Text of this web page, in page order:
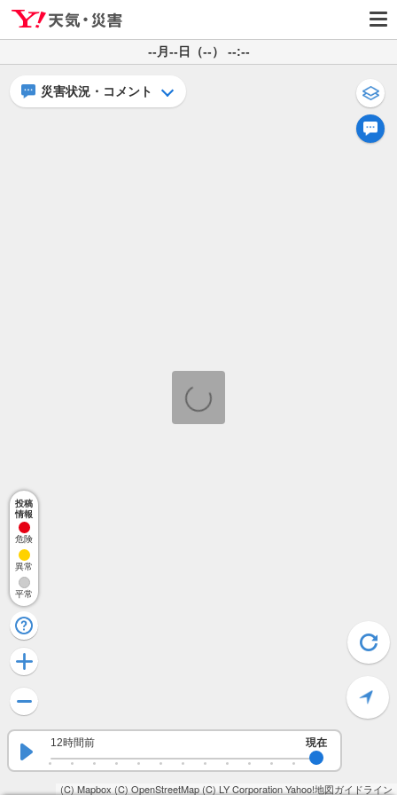
--月--日（--） --:--
(C) Mapbox (C) OpenStreetMap(C) LY CorporationYahoo!地図ガイドライン
災害状況・コメント
12時間前 現在
投稿
情報
危険
異常
平常